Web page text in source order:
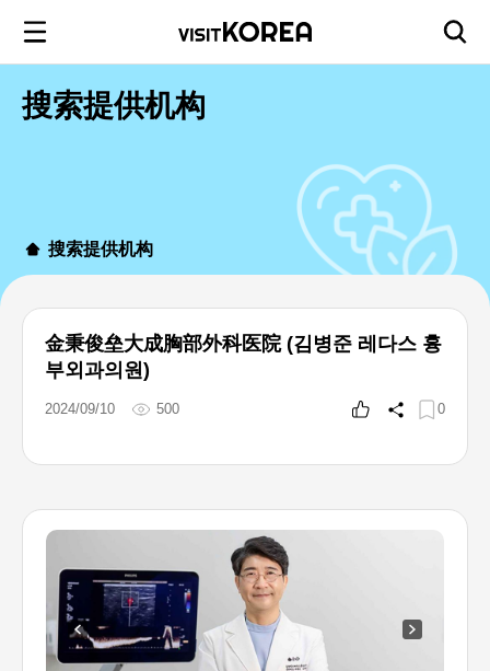
搜索提供机构
搜索提供机构
金秉俊垒大成胸部外科医院 (김병준 레다스 흉
부외과의원)
2024/09/10 500 0